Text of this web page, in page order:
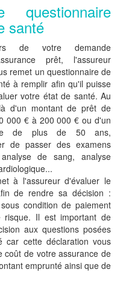
questionnaire
santé
de votre demande
prêt, l'assureur
remet un questionnaire de
à remplir afin qu'il puisse
votre état de santé. Au
d'un montant de prêt de
000 € à 200 000 € ou d'un
de plus de 50 ans,
de passer des examens
de sang, analyse
à l'assureur d'évaluer le
de rendre sa décision :
condition de paiement
risque. Il est important de
aux questions posées
car cette déclaration vous
coût de votre assurance de
emprunté ainsi que de